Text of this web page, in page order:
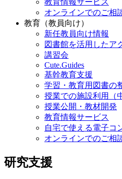
オンラインでのご相
教育（教員向け）
新任教員向け情報
図書館を活用したア
講習会
Cute.Guides
基幹教育支援
学習・教育用図書の
授業での施設利用（
授業公開・教材開発
教育情報サービス
自宅で使える電子コ
オンラインでのご相
研究支援